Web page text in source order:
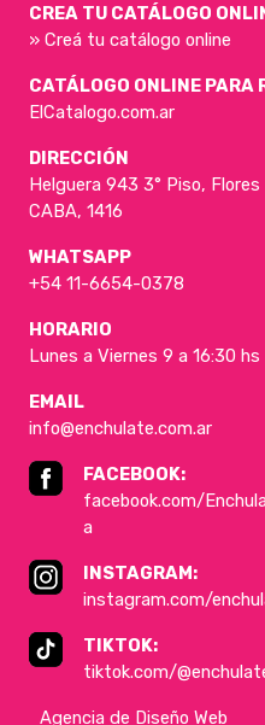
CREA TU CATÁLOGO
» Creá tu catálogo online
CATÁLOGO ONLINE PARA
ElCatalogo.com.ar
DIRECCIÓN
Helguera 943 3° Piso, Flores
CABA, 1416
WHATSAPP
+54 11-6654-0378
HORARIO
Lunes a Viernes 9 a 16:30 hs
EMAIL
info@enchulate.com.ar
FACEBOOK:
facebook.com/
a
INSTAGRAM:
instagram.com/
TIKTOK:
tiktok.com/
Agencia de Diseño Web